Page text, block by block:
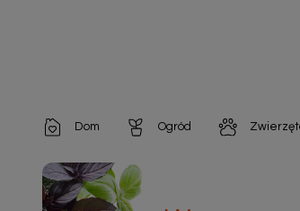
Dom
Artykuły dekoracyjne
Artykuły do pielęgnacji
Ogród
Chemia do architektury ogrodowej
Chemia do oczek wodnych